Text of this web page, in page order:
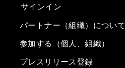
サインイン
パートナー（組織）につい
参加する（個人、組織）
プレスリリース登録